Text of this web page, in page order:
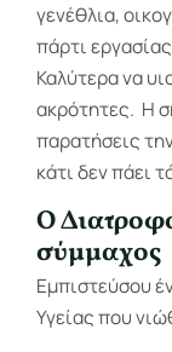
γενέθλια,
πάρτι
Καλύτερα να
ακρότητες. Η
παρατήσεις
κάτι δεν πάει
Ο
σύμμαχος
Εμπιστεύσου
Υγείας που